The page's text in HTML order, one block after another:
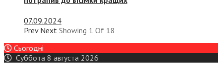
07.09.2024
Prev Next Showing 1 Of 18
Сьогодні
Суббота 8 августа 2026